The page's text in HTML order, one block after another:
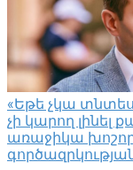
«Եթե չկա
չի կարող լինել
առաջիկա